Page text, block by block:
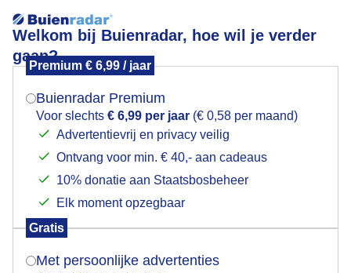
Welkom bij Buienradar, hoe wil je verder
gaan?
Premium € 6,99 / jaar
Buienradar Premium
Voor slechts € 6,99 per jaar (€ 0,58 per maand)
Advertentievrij en privacy veilig
Ontvang voor min. € 40,- aan cadeaus
10% donatie aan Staatsbosbeheer
Elk moment opzegbaar
Gratis
Met persoonlijke advertenties
Delfzijl
Mogen we je locatie gebruiken voor het
Indien je hier nog geen akkoord op hebt gegeven,
verschijnt er zo een pop-up uit je browser waarin
Is goed, toon de popup